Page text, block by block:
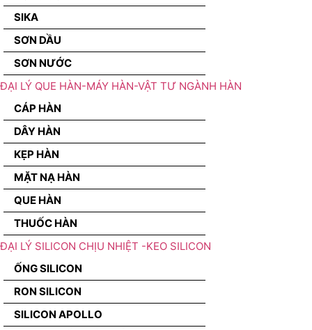
SIKA
SƠN DẦU
SƠN NƯỚC
ĐẠI LÝ QUE HÀN-MÁY HÀN-VẬT TƯ NGÀNH HÀN
CÁP HÀN
DÂY HÀN
KẸP HÀN
MẶT NẠ HÀN
QUE HÀN
THUỐC HÀN
ĐẠI LÝ SILICON CHỊU NHIỆT -KEO SILICON
ỐNG SILICON
RON SILICON
SILICON APOLLO